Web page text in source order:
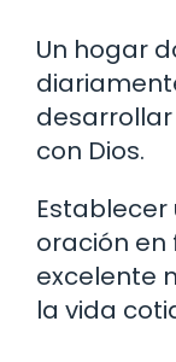
Un hogar
con Dios.
oración en
excelente
la vida